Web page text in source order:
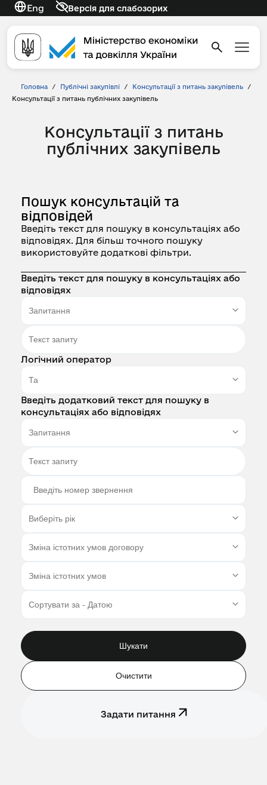
Eng Версія для слабозорих
Головна / Публічні закупівлі / Консультації з питань закупівель
/
Консультації з питань публічних закупівель
Консультації з питань
публічних закупівель
Пошук консультацій та
відповідей
Введіть текст для пошуку в консультаціях або
відповідях. Для більш точного пошуку
використовуйте додаткові фільтри.
Введіть текст для пошуку в консультаціях або
відповідях
Логічний оператор
Введіть додатковий текст для пошуку в
консультаціях або відповідях
Шукати
Очистити
Задати питання